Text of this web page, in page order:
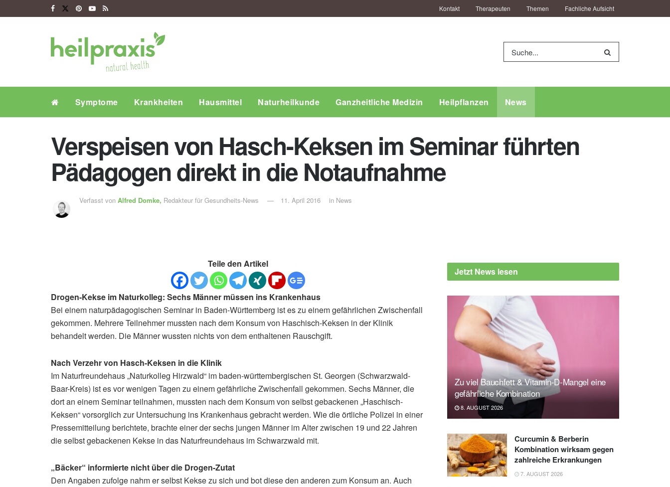
Kontakt Therapeuten Themen Fachliche Aufsicht
Symptome Krankheiten Hausmittel Naturheilkunde Ganzheitliche Medizin Heilpflanzen News
Verspeisen von Hasch-Keksen im Seminar führten
Pädagogen direkt in die Notaufnahme
Verfasst von Alfred Domke, Redakteur für Gesundheits-News 11. April 2016 in News
Teile den Artikel
Drogen-Kekse im Naturkolleg: Sechs Männer müssen ins Krankenhaus
Bei einem naturpädagogischen Seminar in Baden-Württemberg ist es zu einem gefährlichen Zwischenfall
gekommen. Mehrere Teilnehmer mussten nach dem Konsum von Haschisch-Keksen in der Klinik
behandelt werden. Die Männer wussten nichts von dem enthaltenen Rauschgift.
Nach Verzehr von Hasch-Keksen in die Klinik
Im Naturfreundehaus „Naturkolleg Hirzwald“ im baden-württembergischen St. Georgen (Schwarzwald-
Baar-Kreis) ist es vor wenigen Tagen zu einem gefährliche Zwischenfall gekommen. Sechs Männer, die
dort an einem Seminar teilnahmen, mussten nach dem Konsum von selbst gebackenen „Haschisch-
Keksen“ vorsorglich zur Untersuchung ins Krankenhaus gebracht werden. Wie die örtliche Polizei in einer
Pressemitteilung berichtete, brachte einer der sechs jungen Männer im Alter zwischen 19 und 22 Jahren
die selbst gebackenen Kekse in das Naturfreundehaus im Schwarzwald mit.
„Bäcker“ informierte nicht über die Drogen-Zutat
Den Angaben zufolge nahm er selbst Kekse zu sich und bot diese den anderen zum Konsum an. Auch
Jetzt News lesen
Zu viel Bauchfett & Vitamin-D-Mangel eine
gefährliche Kombination
8. AUGUST 2026
Curcumin & Berberin
Kombination wirksam gegen
zahlreiche Erkrankungen
7. AUGUST 2026